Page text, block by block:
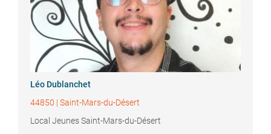
Léo Dublanchet
44850 | Saint-Mars-du-Désert
Local Jeunes Saint-Mars-du-Désert